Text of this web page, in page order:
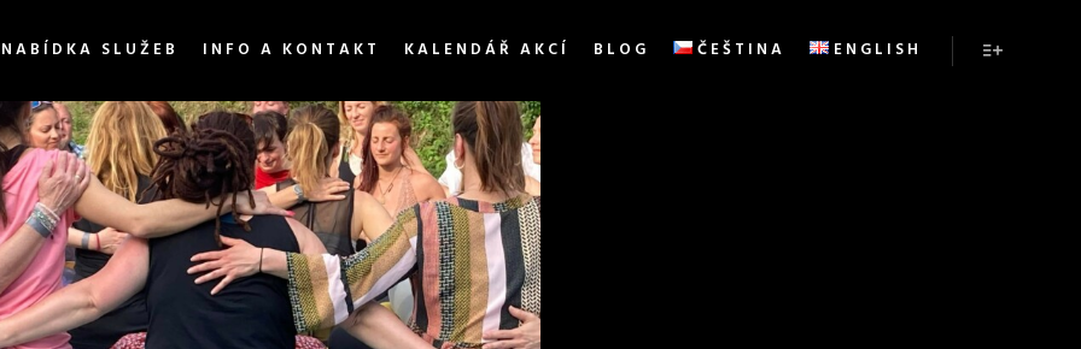
NABÍDKA SLUŽEB INFO A KONTAKT KALENDÁŘ AKCÍ BLOG ČEŠTINA ENGLISH